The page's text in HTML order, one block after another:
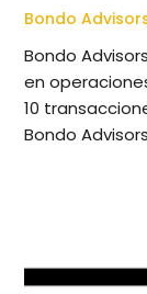
Bondo
Bondo
en
10
Bondo